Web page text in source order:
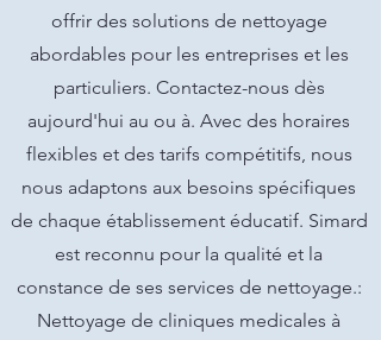
offrir des solutions de nettoyage
abordables pour les entreprises et les
particuliers. Contactez-nous dès
aujourd'hui au ou à. Avec des horaires
flexibles et des tarifs compétitifs, nous
nous adaptons aux besoins spécifiques
de chaque établissement éducatif. Simard
est reconnu pour la qualité et la
constance de ses services de nettoyage.:
Nettoyage de cliniques medicales à